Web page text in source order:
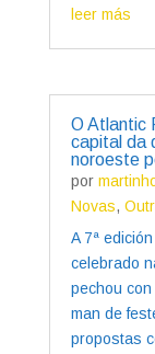
leer más
O Atlantic
capital da
noroeste
por
Novas,
A 7ª
celebrado
pechou
man de
propostas